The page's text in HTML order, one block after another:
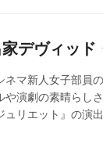
デヴィッド
マ新人女子部員
演劇の素晴らし
リエット』の演
ロードウェイ版